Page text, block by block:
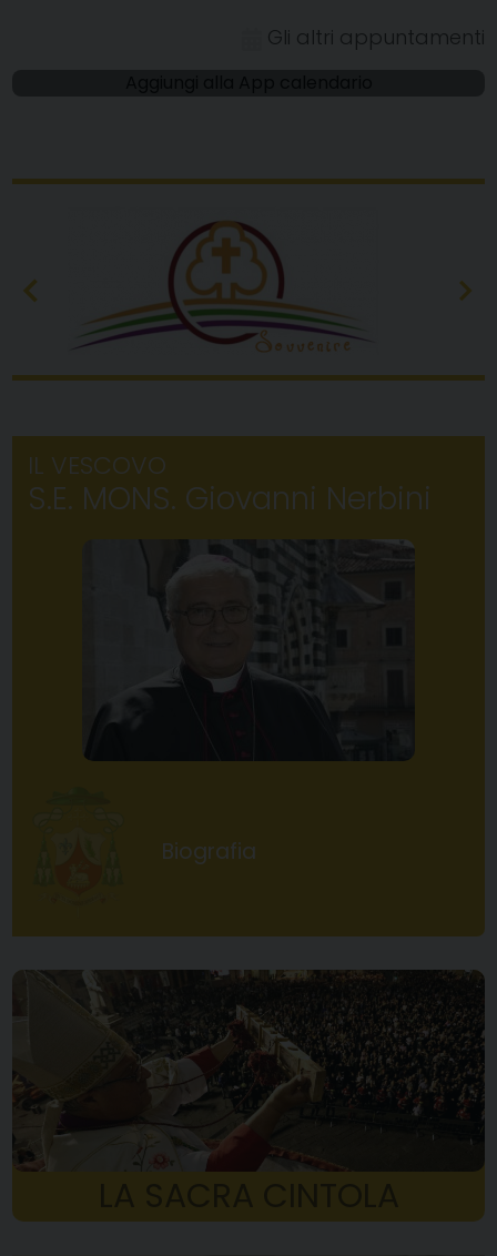
Gli altri appuntamenti
IL VESCOVO
S.E. MONS. Giovanni Nerbini
Biografia